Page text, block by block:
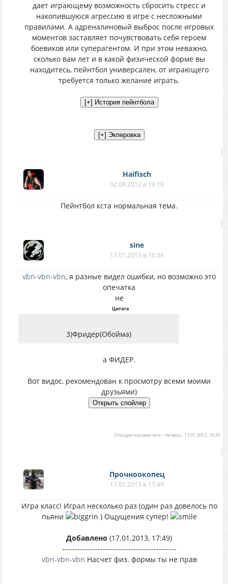
дает играющему возможность сбросить стресс и
накопившуюся агрессию в игре с несложными
правилами. А адреналиновый выброс после игровых
моментов заставляет почувствовать себя героем
боевиков или суперагентом. И при этом неважно,
сколько вам лет и в какой физической форме вы
находитесь, пейнтбол универсален, от играющего
требуется только желание играть.
Haifisch
02.08.2012 в 19:19
Пейнтбол кста нормальная тема.
sine
17.01.2013 в 16:38
vbn-vbn-vbn, я разные видел ошибки, но возможно это
опечатка
не
Цитата
3)Фридер(Обойма)
а ФИДЕР.
Вот видос, рекомендован к просмотру всеми моими
друзьями)
Отредактировалsine-Четверг, 17.01.2013, 16:39
Прочноокопец
17.01.2013 в 17:49
Игра класс! Играл несколько раз (один раз довелось по
пьяни
) Ощущения супер!
Добавлено (17.01.2013, 17:49)
---------------------------------------------
vbn-vbn-vbn Насчет физ. формы ты не прав